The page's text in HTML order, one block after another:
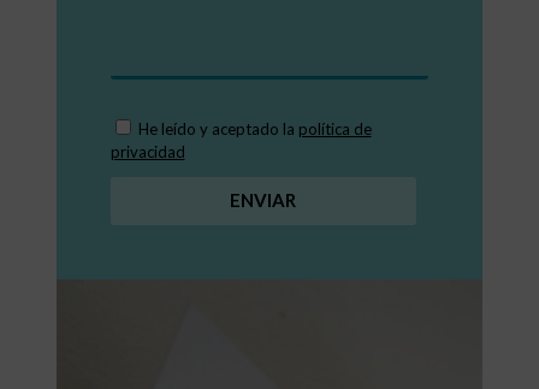
He leído y aceptado la política de
privacidad
ENVIAR